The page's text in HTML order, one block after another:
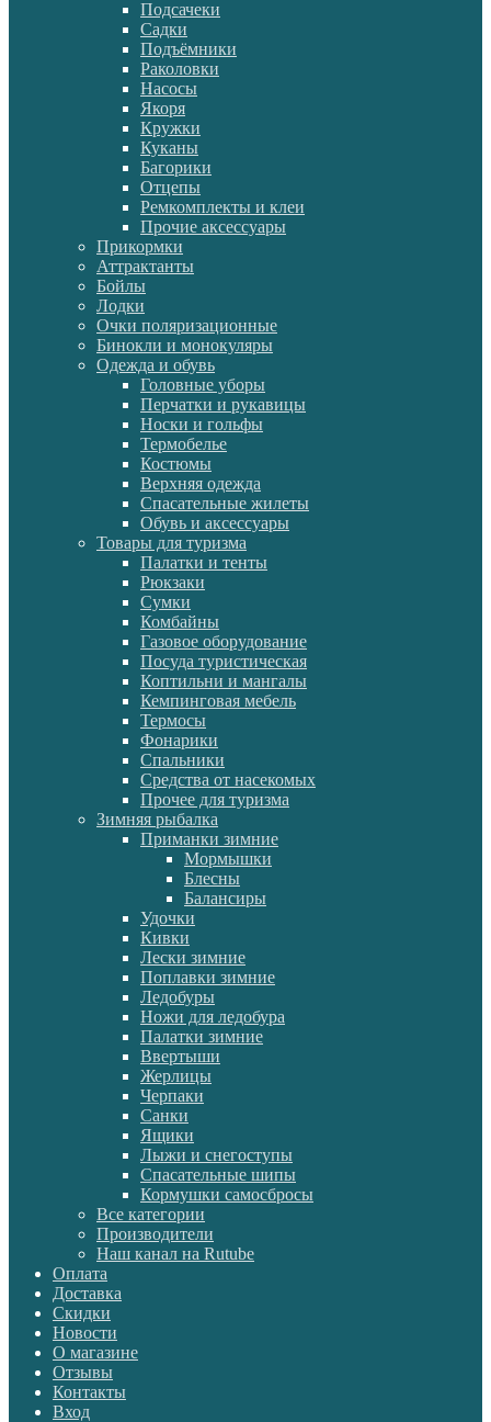
Подсачеки
Садки
Подъёмники
Раколовки
Насосы
Якоря
Кружки
Куканы
Багорики
Отцепы
Ремкомплекты и клеи
Прочие аксессуары
Прикормки
Аттрактанты
Бойлы
Лодки
Очки поляризационные
Бинокли и монокуляры
Одежда и обувь
Головные уборы
Перчатки и рукавицы
Носки и гольфы
Термобелье
Костюмы
Верхняя одежда
Спасательные жилеты
Обувь и аксессуары
Товары для туризма
Палатки и тенты
Рюкзаки
Сумки
Комбайны
Газовое оборудование
Посуда туристическая
Коптильни и мангалы
Кемпинговая мебель
Термосы
Фонарики
Спальники
Средства от насекомых
Прочее для туризма
Зимняя рыбалка
Приманки зимние
Мормышки
Блесны
Балансиры
Удочки
Кивки
Лески зимние
Поплавки зимние
Ледобуры
Ножи для ледобура
Палатки зимние
Ввертыши
Жерлицы
Черпаки
Санки
Ящики
Лыжи и снегоступы
Спасательные шипы
Кормушки самосбросы
Все категории
Производители
Наш канал на Rutube
Оплата
Доставка
Скидки
Новости
О магазине
Отзывы
Контакты
Вход